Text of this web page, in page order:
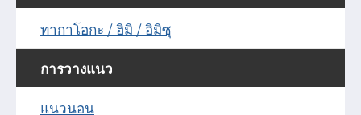
ทากาโอกะ / ฮิมิ / อิมิซุ
การวางแนว
แนวนอน